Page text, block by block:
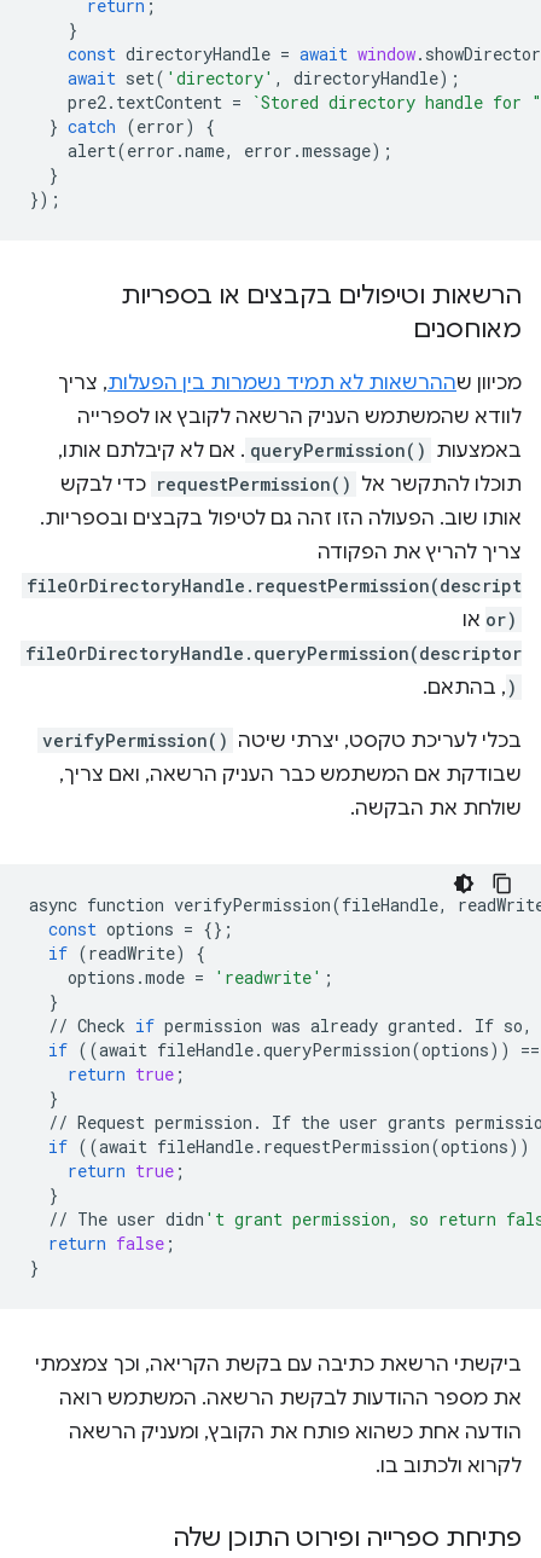
return ;
}
const directoryHandle = await window.
await set( 'directory' , directoryHandle);
pre2. textContent =
`Stored directory handle for "
} catch (error)
{
alert(error .name, error .message);
}
});
הרשאות וטיפולים בקבצים או בספריות
מאוחסנים
מכיוון שההרשאות לא תמיד נשמרות בין הפעלות, צריך
לוודא שהמשתמש העניק הרשאה לקובץ או לספרייה
באמצעות queryPermission() . אם לא קיבלתם אותו,
תוכלו להתקשר אל requestPermission() כדי לבקש
אותו שוב. הפעולה הזו זהה גם לטיפול בקבצים ובספריות.
צריך להריץ את הפקודה
fileOrDirectoryHandle.requestPermission(descript
or) או
fileOrDirectoryHandle.queryPermission(descriptor
) , בהתאם.
בכלי לעריכת טקסט, יצרתי שיטה verifyPermission()
שבודקת אם המשתמש כבר העניק הרשאה, ואם צריך,
שולחת את הבקשה.
async function verifyPermission(fileHandle,
const options = {};
if (readWrite)
{
options .mode = 'readwrite' ;
}
// Check if permission was already granted . If so,
if ((await fileHandle.queryPermission(options))
return true ;
}
// Request permission . If the user grants
if ((await fileHandle. requestPermission(options))
return true ;
}
// The user didn 't grant permission, so return
return false ;
}
ביקשתי הרשאת כתיבה עם בקשת הקריאה, וכך צמצמתי
את מספר ההודעות לבקשת הרשאה. המשתמש רואה
הודעה אחת כשהוא פותח את הקובץ, ומעניק הרשאה
לקרוא ולכתוב בו.
פתיחת ספרייה ופירוט התוכן שלה